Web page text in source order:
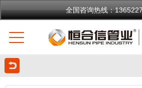
全国咨询热线：